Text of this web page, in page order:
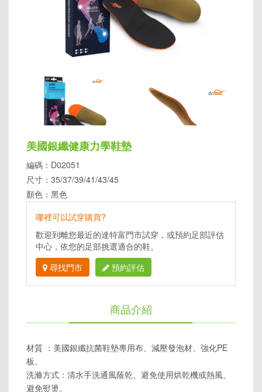
美國銀纖健康力學鞋墊
編碼：D02051
尺寸：35/37/39/41/43/45
顏色：黑色
哪裡可以試穿購買?
歡迎到離您最近的達特富門市試穿，或預約足部評估
中心，依您的足部挑選適合的鞋。
尋找門市
預約評估
商品介紹
材質 ：美國銀纖抗菌鞋墊專用布、減壓發泡材、強化PE
板。
洗滌方式：清水手洗通風蔭乾、避免使用烘乾機或熱風、
避免熨燙。